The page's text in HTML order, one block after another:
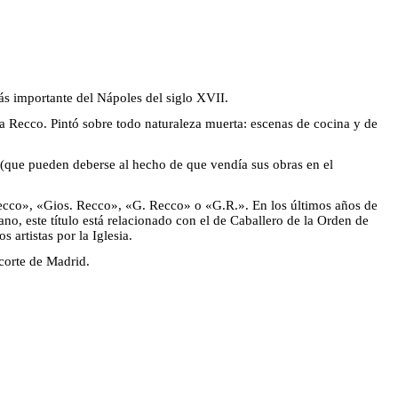
importante del Nápoles del siglo XVII.
Pintó sobre todo naturaleza muerta: escenas de cocina y de
pueden deberse al hecho de que vendía sus obras en el
«Gios. Recco», «G. Recco» o «G.R.». En los últimos años de
este título está relacionado con el de Caballero de la Orden de
artistas por la Iglesia.
de Madrid.